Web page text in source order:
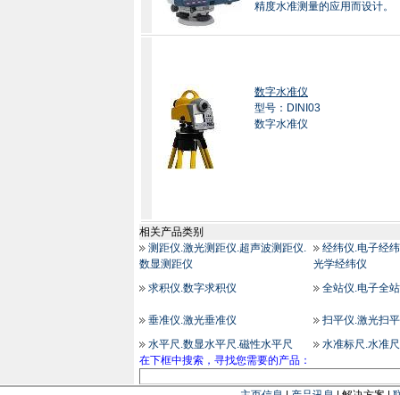
精度水准测量的应用而设计。
数字水准仪
型号：DINI03
数字水准仪
相关产品类别
测距仪.激光测距仪.超声波测距仪.
数显测距仪
经纬仪.电子经
光学经纬仪
求积仪.数字求积仪
全站仪.电子全
垂准仪.激光垂准仪
扫平仪.激光扫
水平尺.数显水平尺.磁性水平尺
水准标尺.水准尺
在下框中搜索，寻找您需要的产品：